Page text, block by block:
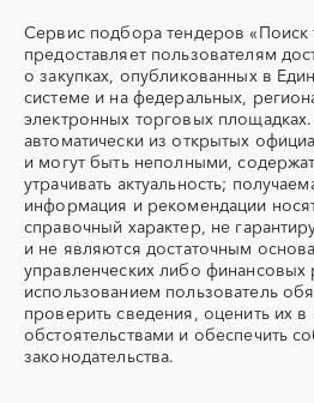
охлаждающие жидкости)
УДС (установки
депарафинизации скважин)
ЯТЭК
Авиаперевозка
Авиационные работы
вертолетами
Автовозы
Автозапчасти
Автомобили
Авторский надзор
Автоцистерны пожарные
Мурманская область
Нижегородская область
Новосибирская область
Оренбургская область
Пензенская область
Приморский край
Ростовская область
Самарская область
Сахалинская область
Северная Осетия - Алания
Ставропольский край
Сервис подбора тендеров «Поиск
предоставляет пользователям
о закупках, опубликованных в
системе и на федеральных,
электронных торговых
автоматически из открытых
и могут быть неполными,
утрачивать актуальность;
информация и рекомендации
справочный характер, не
и не являются достаточным
управленческих либо
использованием пользователь
проверить сведения, оценить их
обстоятельствами и обеспечить
законодательства.